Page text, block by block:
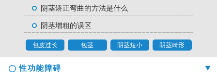
阴茎矫正弯曲的方法是什么
阴茎增粗的误区
包皮过长 包茎 阴茎短小 阴茎畸形
性功能障碍